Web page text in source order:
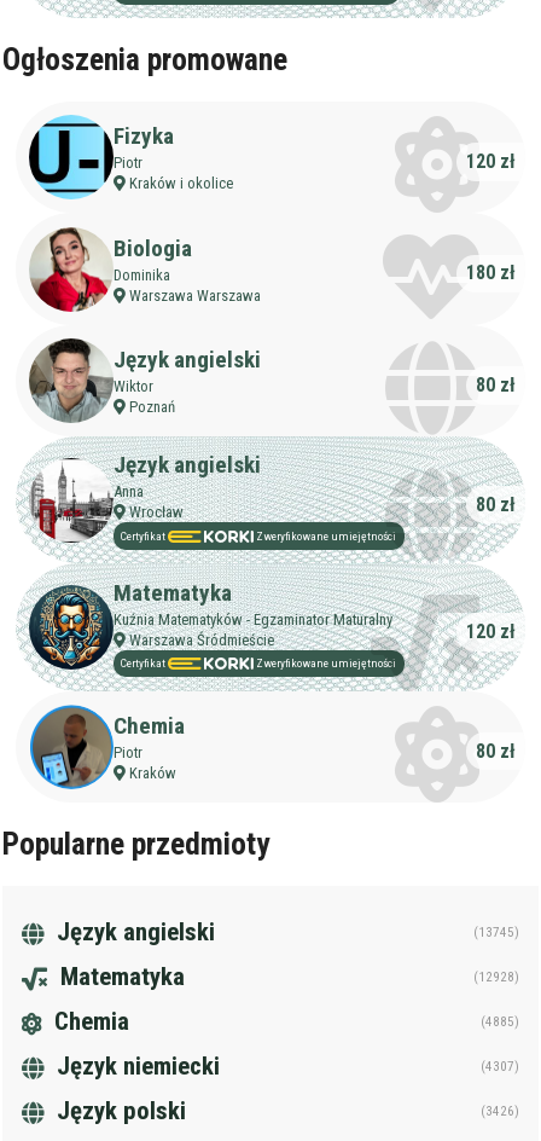
Ogłoszenia promowane
Fizyka
Piotr
Kraków i okolice
120 zł
Biologia
Dominika
Warszawa Warszawa
180 zł
Język angielski
Wiktor
Poznań
80 zł
Język angielski
Anna
Wrocław
Certyfikat Zweryfikowane umiejętności
80 zł
Matematyka
Kuźnia Matematyków - Egzaminator Maturalny
Warszawa Śródmieście
Certyfikat Zweryfikowane umiejętności
120 zł
Chemia
Piotr
Kraków
80 zł
Popularne przedmioty
Język angielski (13745)
Matematyka (12928)
Chemia (4885)
Język niemiecki (4307)
Język polski (3426)